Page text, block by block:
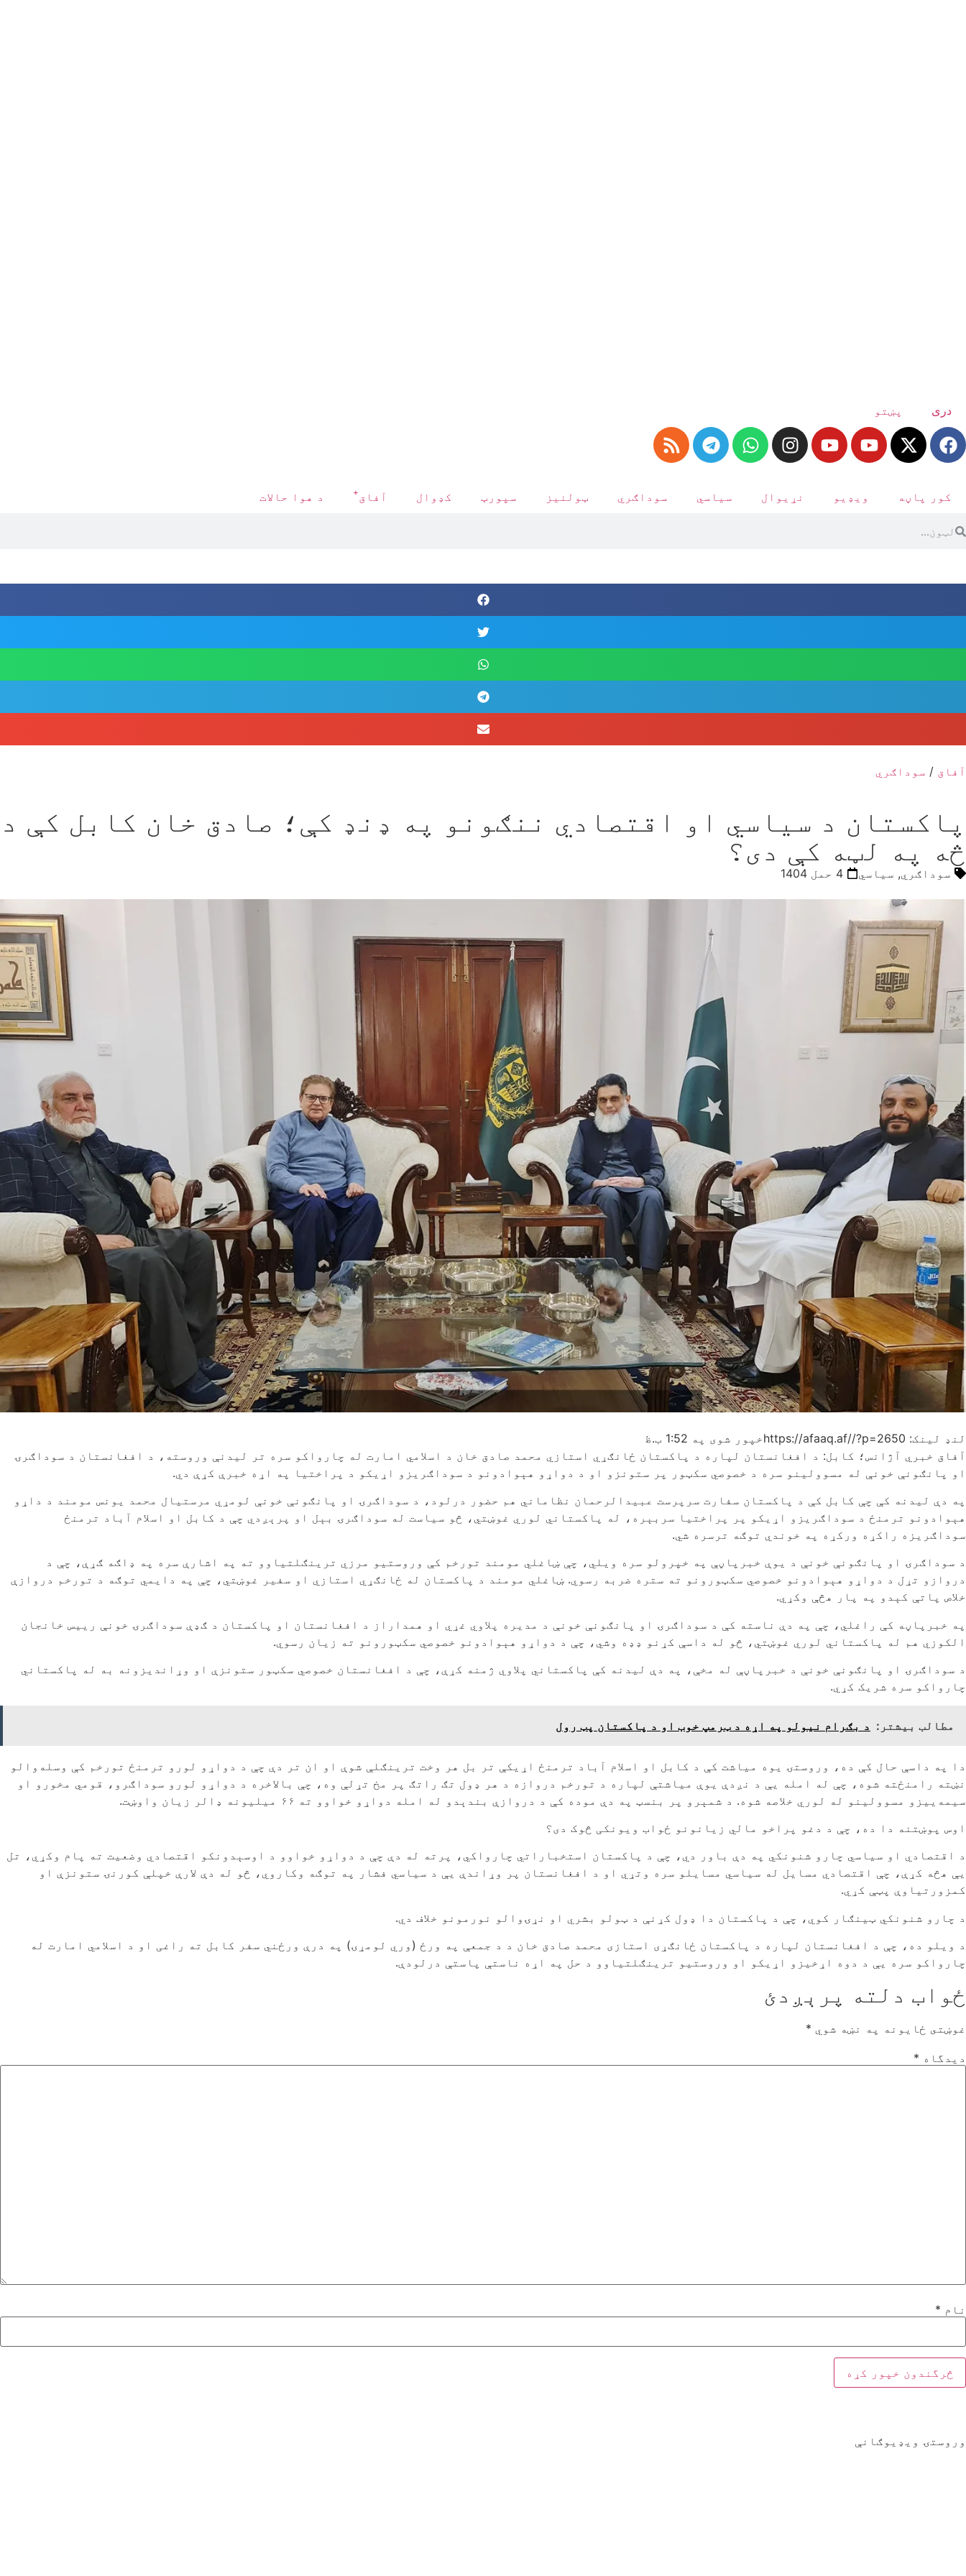
دری پښتو
کور پاڼه ویډیو نړیوال سیاسي سوداګري ټولنیز سپورټ کډوال آفاق+ د هوا حالات
آفاق / سوداګري
پاکستان د سیاسي او اقتصادي ننګونو په ډنډ کې؛ صادق خان کابل کې د
څه په لټه کې دی؟
سوداګري, سیاسي 4 حمل 1404
لنډ لینک: https://afaaq.af//?p=2650 خپور شوی په 1:52 ب.ظ
آفاق خبري آژانس؛ کابل: د افغانستان لپاره د پاکستان ځانګړي استازي محمد صادق خان د اسلامي امارت له چارواکو سره تر لیدنې وروسته، د افغانستان د سوداګرۍ
او پانګونې خونې له مسوولینو سره د خصوصي سکټور پر ستونزو او د دواړو هېوادونو د سوداګریزو اړیکو د پراختیا په اړه خبرې کړې دي.
په دې لیدنه کې چې کابل کې د پاکستان سفارت سرپرست عبیدالرحمان نظاماني هم حضور درلود، د سوداګرۍ او پانګونې خونې لومړي مرستیال محمد یونس مومند د داړو
هېوادونو ترمنځ د سوداګریزو اړیکو پر پراختیا سربېره، له پاکستاني لوري غوښتي، څو سیاست له سوداګرۍ بېل او پرېږدي چې د کابل او اسلام آباد ترمنځ
سوداګریزه راکړه ورکړه په خوندي توګه ترسره شي.
د سوداګرۍ او پانګونې خونې د یوې خبرپاڼې په خپرولو سره ویلي، چې ښاغلي مومند تورخم کې وروستیو مرزي ترینګلتیاوو ته په اشارې سره په ډاګه ګړې، چې د
دروازو تړل د دواړو هېوادونو خصوصي سکټورونو ته ستره ضربه رسوي. ښاغلي مومند د پاکستان له ځانګړي استازي او سفیر غوښتي، چې په دایمي توګه د تورخم دروازې
خلاص پاتې کېدو په پار هڅې وکړي.
په خبرپاڼه کې راغلي، چې په دې ناسته کې د سوداګرۍ او پانګونې خونې د مدیره پلاوي غړي او همداراز د افغانستان او پاکستان د ګډې سوداګرۍ خونې رییس خانجان
الکوزي هم له پاکستاني لوري غوښتي، څو له داسې کړنو ډډه وشي، چې د دواړو هېوادونو خصوصي سکټورونو ته زیان رسوي.
د سوداګرۍ او پانګونې خونې د خبرپاڼې له مخې، په دې لیدنه کې پاکستاني پلاوي ژمنه کړې، چې د افغانستان خصوصي سکټور ستونزې او وړاندیزونه به له پاکستاني
چارواکو سره شریک کړي.
مطالب بیشتر: د بګرام نیولو په اړه د ټرمپ خوب او د پاکستان پټ رول
دا په داسې حال کې ده، وروستۍ یوه میاشت کې د کابل او اسلام آباد ترمنځ اړیکې تر بل هر وخت ترینګلې شوې او ان تر دې چې د دواړو لورو ترمنځ تورخم کې وسله‌والو
نښته رامنځته شوه، چې له امله یې د نږدې یوې میاشتې لپاره د تورخم دروازه د هر ډول تګ راتګ پر مخ تړلې وه، چې بالاخره د دواړو لورو سوداګرو، قومي مخورو او
سیمه‌ییزو مسوولینو له لوري خلاصه شوه. د شمېرو پر بنسټ په دې موده کې د دروازې بندېدو له امله دواړو خواوو ته ۶۶ میلیونه ډالر زیان واوښت.
اوس پوښتنه دا ده، چې د دغو پراخو مالي زیانونو ځواب ویونکی څوک دی؟
د اقتصادي او سیاسي چارو شنونکي په دې باور دي، چې د پاکستان استخباراتي چارواکي، پرته له دې چې د دواړو خواوو د اوسېدونکو اقتصادي وضعیت ته پام وکړي، تل
یې هڅه کړې، چې اقتصادي مسایل له سیاسي مسایلو سره وتړي او د افغانستان پر وړاندې یې د سیاسي فشار په توګه وکاروي، څو له دې لارې خپلې کورنۍ ستونزې او
کمزورتیاوې پټې کړي.
د چارو شنونکي ټینګار کوي، چې د پاکستان دا ډول کړنې د ټولو بشري او نړۍوالو نورمونو خلاف دي.
د ویلو ده، چې د افغانستان لپاره د پاکستان ځانګړی استازی محمد صادق خان د د جمعې په ورځ (وري لومړۍ) په درې ورځني سفر کابل ته راغی او د اسلامي امارت له
چارواکو سره یې د دوه اړخیزو اړیکو او وروستیو ترینګلتیاوو د حل په اړه ناستې پاستې درلودې.
ځواب دلته پرېږدئ
غوښتى ځایونه په نښه شوي *
دیدگاه *
نام *
وروستۍ ویډیوګانې